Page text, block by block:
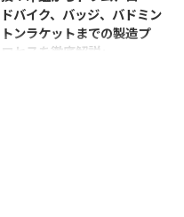
目を補強します。継ぎ目に和紙を
米糊で貼り付けることで、割れや
剥離を防ぎ、長期間使用できる強
ドバイク、バッジ、バドミン
トンラケットまでの製造プ
ロセスを徹底解説」